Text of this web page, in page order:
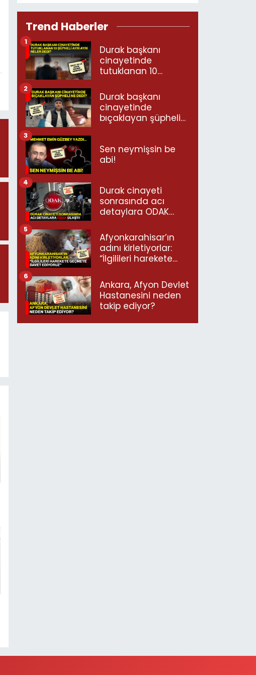
Trend Haberler
Durak başkanı
cinayetinde
tutuklanan 10
neler dedi?
1
Durak başkanı
cinayetinde
bıçaklayan şüpheli
2
Sen neymişsin be
abi!
3
Durak cinayeti
sonrasında acı
detaylara ODAK
4
Afyonkarahisar’ın
adını kirletiyorlar:
“İlgilileri harekete
ediyoruz”
5
Ankara, Afyon Devlet
Hastanesini neden
takip ediyor?
6